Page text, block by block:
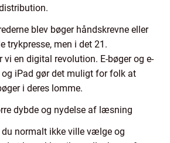
blev bøger håndskrevne eller
trykpresse, men i det 21.
vi en digital revolution. E-bøger og e-
iPad gør det muligt for folk at
i deres lomme.
dybde og nydelse af læsning
du normalt ikke ville vælge og